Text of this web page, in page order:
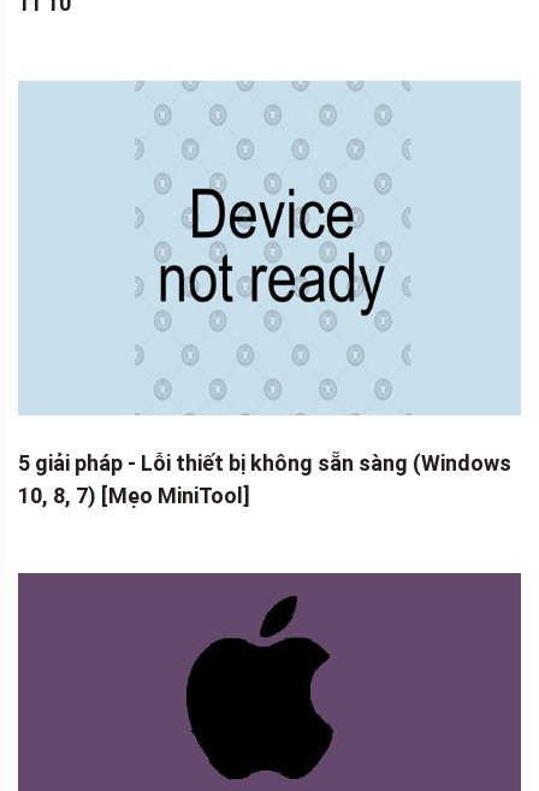
5 giải pháp - Lỗi thiết bị không sẵn sàng (Windows
10, 8, 7) [Mẹo MiniTool]